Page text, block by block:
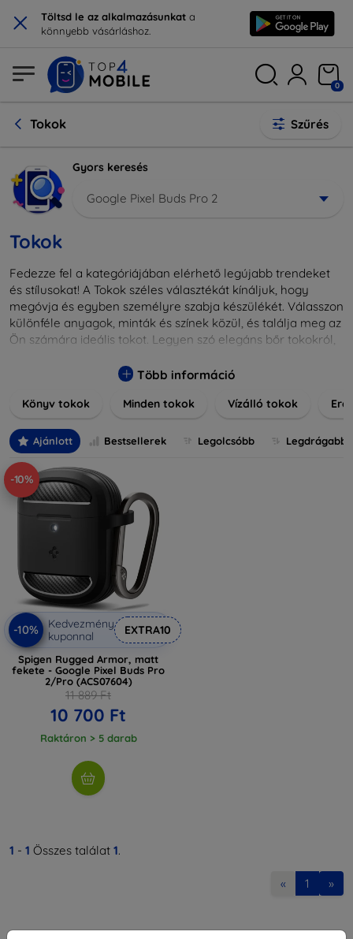
× Töltsd le az alkalmazásunkat a
könnyebb vásárláshoz.
0
Tokok Szűrés
Gyors keresés
Google Pixel Buds Pro 2
Tokok
Fedezze fel a kategóriájában elérhető legújabb trendeket
és stílusokat! A Tokok széles választékát kínáljuk, hogy
megóvja és egyben személyre szabja készülékét. Válasszon
különféle anyagok, minták és színek közül, és találja meg az
Ön számára ideális tokot. Legyen szó elegáns bőr tokokról,
nálunk mindenki megtalálja a stílusához leginkább illő
különlegesebbé eszközeit a tökéletes tokkal!
Több információ
Könyv tokok Minden tokok Vízálló tokok
Ajánlott Bestsellerek Legolcsóbb Legdrágabb
-10%
-10%
Kedvezmény
kuponnal
EXTRA10
Spigen Rugged Armor, matt
fekete - Google Pixel Buds Pro
2/Pro (ACS07604)
11 889 Ft
10 700 Ft
Raktáron > 5 darab
1 - 1 Összes találat 1.
« 1 »